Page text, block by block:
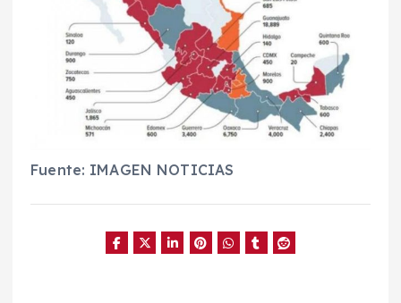
Fuente: IMAGEN NOTICIAS